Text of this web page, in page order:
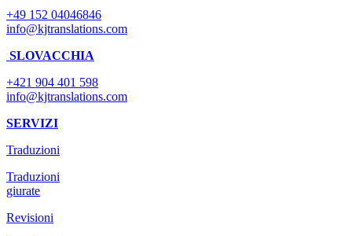
+49 152 04046846
info@kjtranslations.com
SLOVACCHIA
+421 904 401 598
info@kjtranslations.com
SERVIZI
Traduzioni
Traduzioni
giurate
Revisioni